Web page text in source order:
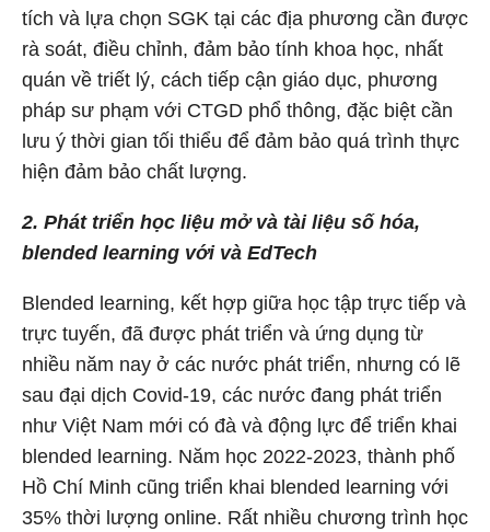
tích và lựa chọn SGK tại các địa phương cần được
rà soát, điều chỉnh, đảm bảo tính khoa học, nhất
quán về triết lý, cách tiếp cận giáo dục, phương
pháp sư phạm với CTGD phổ thông, đặc biệt cần
lưu ý thời gian tối thiểu để đảm bảo quá trình thực
hiện đảm bảo chất lượng.
2. Phát triển học liệu mở và tài liệu số hóa,
blended learning với và EdTech
Blended learning, kết hợp giữa học tập trực tiếp và
trực tuyến, đã được phát triển và ứng dụng từ
nhiều năm nay ở các nước phát triển, nhưng có lẽ
sau đại dịch Covid-19, các nước đang phát triển
như Việt Nam mới có đà và động lực để triển khai
blended learning. Năm học 2022-2023, thành phố
Hồ Chí Minh cũng triển khai blended learning với
35% thời lượng online. Rất nhiều chương trình học